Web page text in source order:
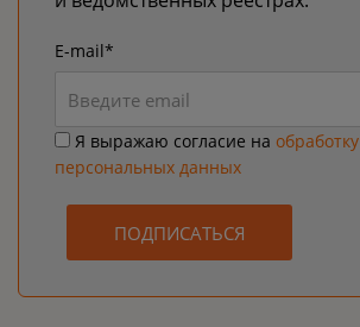
E-mail*
Я выражаю согласие на обработку
персональных данных
ПОДПИСАТЬСЯ